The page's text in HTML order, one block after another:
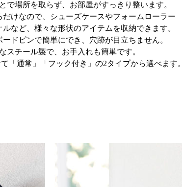
で場所を取らず、お部屋がすっきり整います。
けなので、シューズケースやフォームローラー
ルなど、様々な形状のアイテムを収納できます。
ドピンで簡単にでき、穴跡が目立ちません。
スチール製で、お手入れも簡単です。
「通常」「フック付き」の2タイプから選べます。